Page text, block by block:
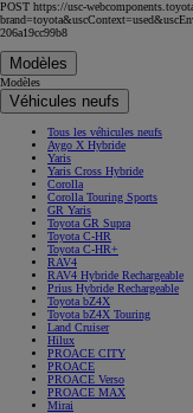
POST https://usc-
206a19cc99b8
Modèles
Modèles
Véhicules neufs
Tous les véhicules neufs
Aygo X Hybride
Yaris
Yaris Cross Hybride
Corolla
Corolla Touring Sports
GR Yaris
Toyota GR Supra
Toyota C-HR
Toyota C-HR+
RAV4
RAV4 Hybride Rechargeable
Prius Hybride Rechargeable
Toyota bZ4X
Toyota bZ4X Touring
Land Cruiser
Hilux
PROACE CITY
PROACE
PROACE Verso
PROACE MAX
Mirai